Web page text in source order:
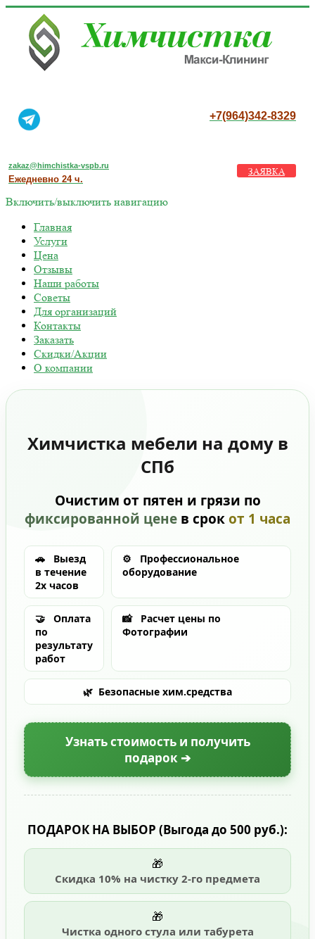
+7(964)342-8329
zakaz@himchistka-vspb.ru
Ежедневно 24 ч.
ЗАЯВКА
Включить/выключить навигацию
Главная
Услуги
Цена
Отзывы
Наши работы
Советы
Для организаций
Контакты
Заказать
Скидки/Акции
О компании
Химчистка мебели на дому в
СПб
Очистим от пятен и грязи по
фиксированной цене в срокот 1 часа
🚗
Выезд
в течение
2х часов
⚙️
Профессиональное
оборудование
🤝
Оплата
по
результату
работ
📸
Расчет цены по
Фотографии
🌿 Безопасные хим.средства
Узнать стоимость и получить
подарок ➔
ПОДАРОК НА ВЫБОР (Выгода до 500 руб.):
🎁
Скидка 10% на чистку 2-го предмета
🎁
Чистка одного стула или табурета